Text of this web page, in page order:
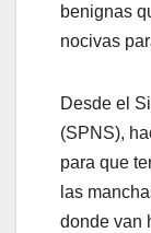
benignas
nocivas
Desde el
(SPNS),
para que
las
donde van